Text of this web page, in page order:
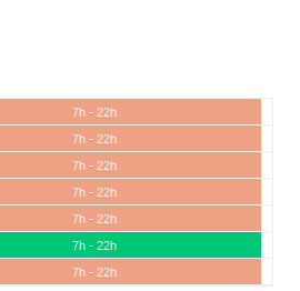
7h - 22h
7h - 22h
7h - 22h
7h - 22h
7h - 22h
7h - 22h
7h - 22h